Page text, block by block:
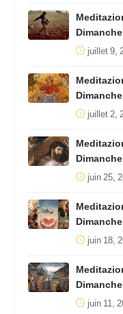
juillet 9,
juillet 2,
juin 25,
juin 18,
juin 11,